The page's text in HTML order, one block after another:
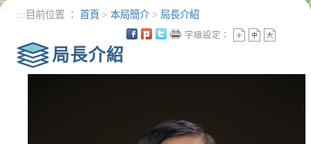
::: 目前位置 ： 首頁 > 本局簡介 > 局長介紹
局長介紹
字級設定：